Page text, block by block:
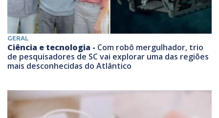
GERAL
Ciência e tecnologia - Com robô mergulhador, trio
de pesquisadores de SC vai explorar uma das regiões
mais desconhecidas do Atlântico